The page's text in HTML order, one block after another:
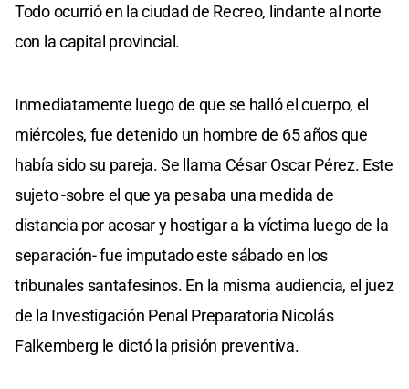
Todo ocurrió en la ciudad de Recreo, lindante al norte
con la capital provincial.
Inmediatamente luego de que se halló el cuerpo, el
miércoles, fue detenido un hombre de 65 años que
había sido su pareja. Se llama César Oscar Pérez. Este
sujeto -sobre el que ya pesaba una medida de
distancia por acosar y hostigar a la víctima luego de la
separación- fue imputado este sábado en los
tribunales santafesinos. En la misma audiencia, el juez
de la Investigación Penal Preparatoria Nicolás
Falkemberg le dictó la prisión preventiva.